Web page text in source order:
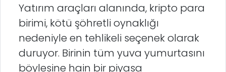
Yatırım araçları alanında, kripto para
birimi, kötü şöhretli oynaklığı
nedeniyle en tehlikeli seçenek olarak
duruyor. Birinin tüm yuva yumurtasını
böylesine hain bir piyasa